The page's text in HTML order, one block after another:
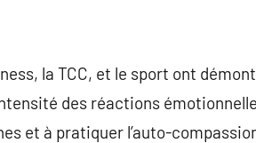
la TCC, et le sport ont
des réactions
et à pratiquer l’auto-